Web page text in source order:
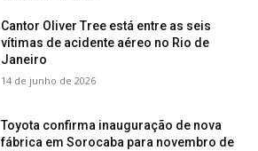
Cantor Oliver Tree está entre as seis
vítimas de acidente aéreo no Rio de
Janeiro
14 de junho de 2026
Toyota confirma inauguração de nova
fábrica em Sorocaba para novembro de